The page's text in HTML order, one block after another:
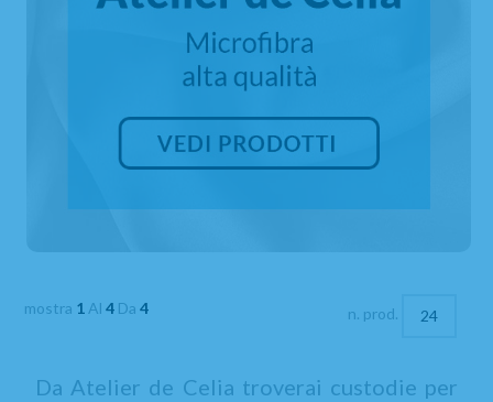
mostra 1 Al4 Da4 n. prod.
Da Atelier de Celia troverai custodie per